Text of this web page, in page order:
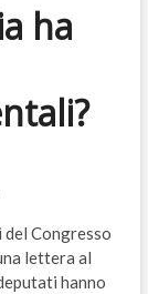
ha
del Congresso
lettera al
hanno